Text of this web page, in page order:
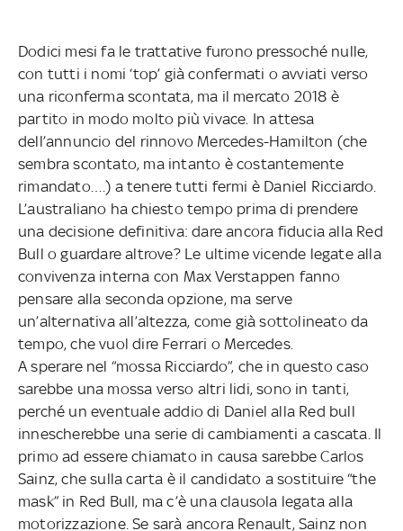
Dodici mesi fa le trattative furono pressoché nulle,
con tutti i nomi ‘top’ già confermati o avviati verso
una riconferma scontata, ma il mercato 2018 è
partito in modo molto più vivace. In attesa
dell’annuncio del rinnovo Mercedes-Hamilton (che
sembra scontato, ma intanto è costantemente
rimandato….) a tenere tutti fermi è Daniel Ricciardo.
L’australiano ha chiesto tempo prima di prendere
una decisione definitiva: dare ancora fiducia alla Red
Bull o guardare altrove? Le ultime vicende legate alla
convivenza interna con Max Verstappen fanno
pensare alla seconda opzione, ma serve
un’alternativa all’altezza, come già sottolineato da
tempo, che vuol dire Ferrari o Mercedes.
A sperare nel “mossa Ricciardo”, che in questo caso
sarebbe una mossa verso altri lidi, sono in tanti,
perché un eventuale addio di Daniel alla Red bull
innescherebbe una serie di cambiamenti a cascata. Il
primo ad essere chiamato in causa sarebbe Carlos
Sainz, che sulla carta è il candidato a sostituire “the
mask” in Red Bull, ma c’è una clausola legata alla
motorizzazione. Se sarà ancora Renault, Sainz non